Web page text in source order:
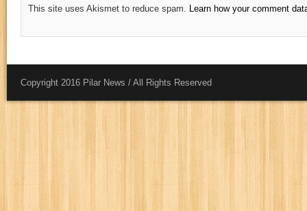
This site uses Akismet to reduce spam. Learn how your comment
Copyright 2016 Pilar News / All Rights Reserved